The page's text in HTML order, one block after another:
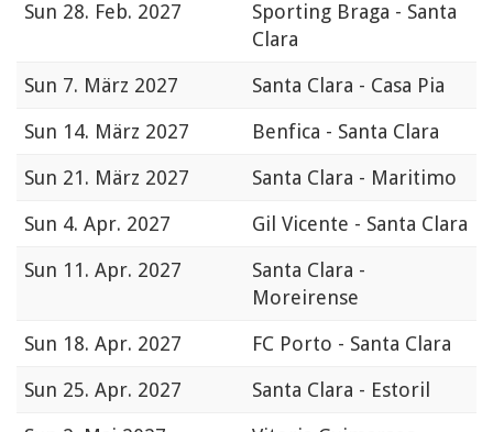
Sun 28. Feb. 2027
Sporting Braga - Santa
Clara
Sun 7. März 2027
Santa Clara - Casa Pia
Sun 14. März 2027
Benfica - Santa Clara
Sun 21. März 2027
Santa Clara - Maritimo
Sun 4. Apr. 2027
Gil Vicente - Santa Clara
Sun 11. Apr. 2027
Santa Clara -
Moreirense
Sun 18. Apr. 2027
FC Porto - Santa Clara
Sun 25. Apr. 2027
Santa Clara - Estoril